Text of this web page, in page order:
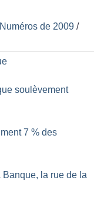
Numéros de 2009 /
soulèvement
7 % des
la rue de la